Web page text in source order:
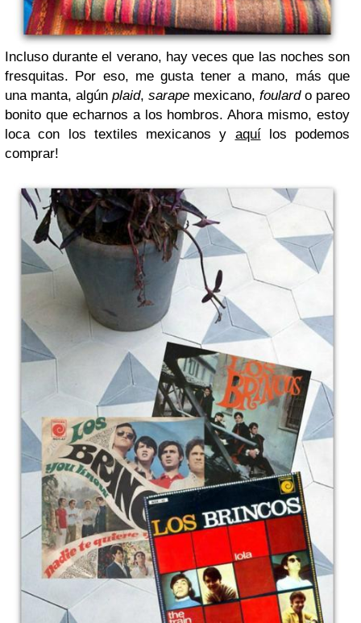
Incluso durante el verano, hay veces que las noches son
fresquitas. Por eso, me gusta tener a mano, más que
una manta, algún plaid, sarape mexicano, foulardo pareo
bonito que echarnos a los hombros. Ahora mismo, estoy
loca con los textiles mexicanos y aquílos podemos
comprar!